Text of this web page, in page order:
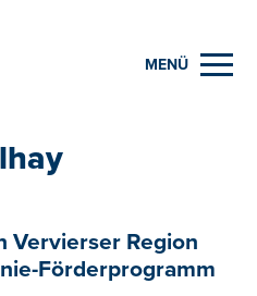
MENÜ
Vervierser Region
Förderprogramm